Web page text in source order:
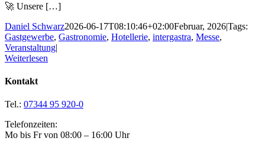
🚀 Unsere […]
Daniel Schwarz2026-06-17T08:10:46+02:00Februar, 2026|Tags:
Gastgewerbe, Gastronomie, Hotellerie, intergastra, Messe,
Veranstaltung|
Weiterlesen
Kontakt
Tel.: 07344 95 920-0
Telefonzeiten:
Mo bis Fr von 08:00 – 16:00 Uhr